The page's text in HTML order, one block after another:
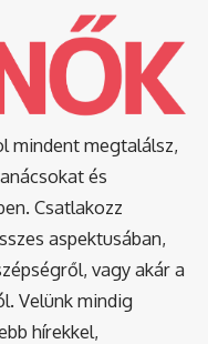
mindent megtalálsz,
és
Csatlakozz
aspektusában,
vagy akár a
Velünk mindig
hírekkel,